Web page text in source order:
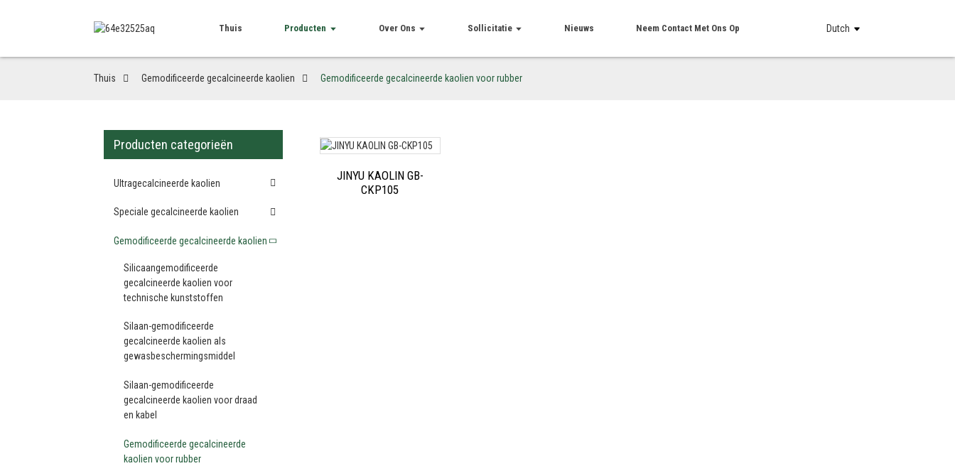
Thuis Producten Over Ons Sollicitatie Nieuws Neem Contact Met Ons Op Dutch
Thuis Gemodificeerde gecalcineerde kaolien Gemodificeerde gecalcineerde kaolien voor rubber
Producten categorieën
Ultragecalcineerde kaolien
Speciale gecalcineerde kaolien
Gemodificeerde gecalcineerde kaolien
Silicaangemodificeerde
gecalcineerde kaolien voor
technische kunststoffen
Silaan-gemodificeerde
gecalcineerde kaolien als
gewasbeschermingsmiddel
Silaan-gemodificeerde
gecalcineerde kaolien voor draad
en kabel
Gemodificeerde gecalcineerde
kaolien voor rubber
JINYU KAOLIN GB-
CKP105